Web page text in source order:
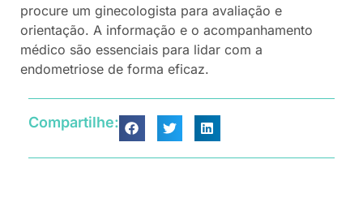
procure um ginecologista para avaliação e
orientação. A informação e o acompanhamento
médico são essenciais para lidar com a
endometriose de forma eficaz.
Compartilhe: